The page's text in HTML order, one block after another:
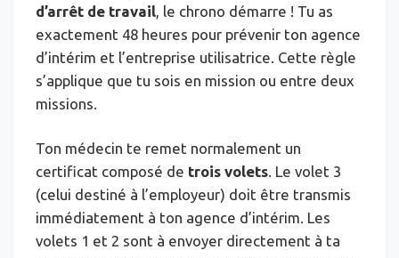
d’arrêt de travail , le chrono démarre ! Tu as
exactement 48 heures pour prévenir ton agence
d’intérim et l’entreprise utilisatrice. Cette règle
s’applique que tu sois en mission ou entre deux
missions.
Ton médecin te remet normalement un
certificat composé de trois volets . Le volet 3
(celui destiné à l’employeur) doit être transmis
immédiatement à ton agence d’intérim. Les
volets 1 et 2 sont à envoyer directement à ta